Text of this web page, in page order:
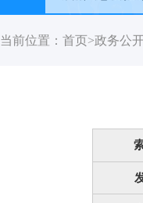
当前位置： 首页>政务公开